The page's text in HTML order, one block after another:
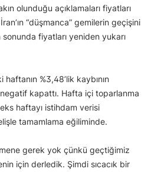
olunduğu açıklamaları fiyatları
“düşmanca” gemilerin geçişini
fiyatları yeniden yukarı
%3,48’lik kaybının
kapattı. Hafta içi toparlanma
haftayı istihdam verisi
tamamlama eğiliminde.
gerek yok çünkü geçtiğimiz
için derledik. Şimdi sıcacık bir